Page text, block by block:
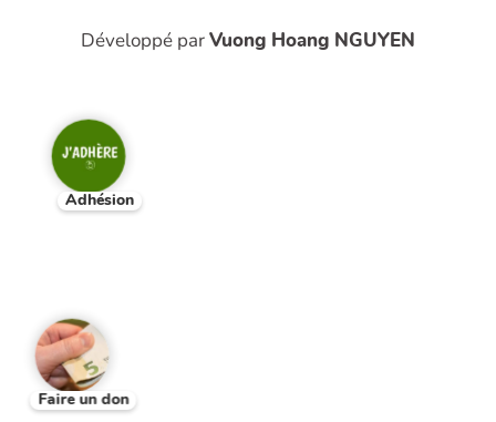
Développé parVuong Hoang NGUYEN
Adhésion
Faire un don